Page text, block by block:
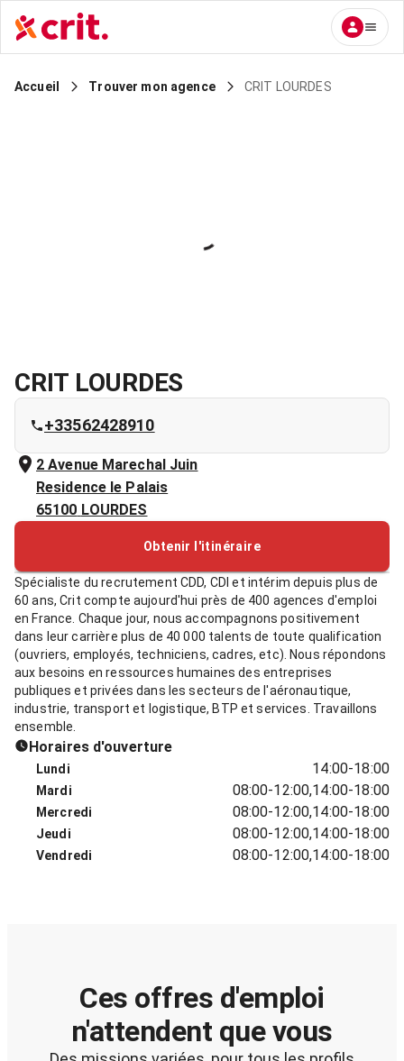
Accueil Trouver mon agence CRIT LOURDES
CRIT LOURDES
+33562428910
2 Avenue Marechal Juin
Residence le Palais
65100 LOURDES
Obtenir l'itinéraire
Spécialiste du recrutement CDD, CDI et intérim depuis plus de
60 ans, Crit compte aujourd'hui près de 400 agences d'emploi
en France. Chaque jour, nous accompagnons positivement
dans leur carrière plus de 40 000 talents de toute qualification
(ouvriers, employés, techniciens, cadres, etc). Nous répondons
aux besoins en ressources humaines des entreprises
publiques et privées dans les secteurs de l'aéronautique,
industrie, transport et logistique, BTP et services. Travaillons
ensemble.
Horaires d'ouverture
Lundi 14:00-18:00
Mardi 08:00-12:00,14:00-18:00
Mercredi 08:00-12:00,14:00-18:00
Jeudi 08:00-12:00,14:00-18:00
Vendredi 08:00-12:00,14:00-18:00
Ces offres d'emploi
n'attendent que vous